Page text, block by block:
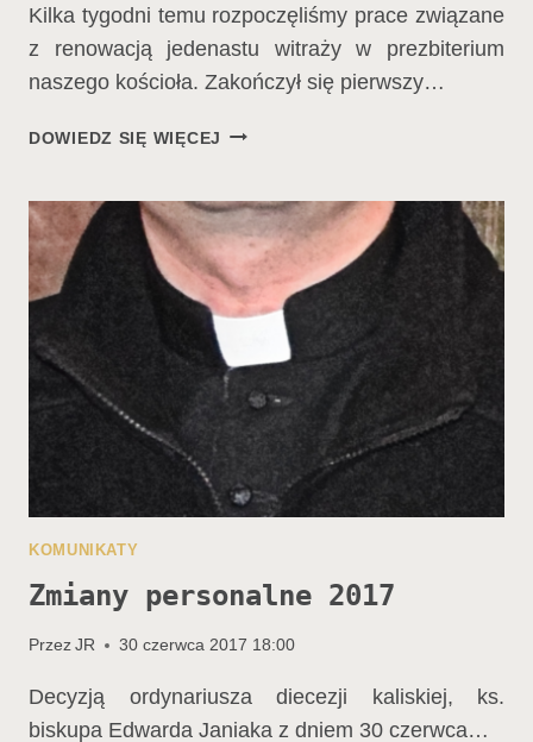
Kilka tygodni temu rozpoczęliśmy prace związane
z renowacją jedenastu witraży w prezbiterium
naszego kościoła. Zakończył się pierwszy…
DOWIEDZ SIĘ WIĘCEJ REMONT
KOMUNIKATY
Zmiany personalne 2017
PrzezJR 30 czerwca 2017 18:00
Decyzją ordynariusza diecezji kaliskiej, ks.
biskupa Edwarda Janiaka z dniem 30 czerwca…